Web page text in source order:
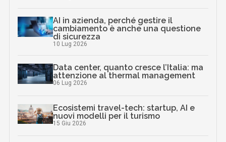
AI in azienda, perché gestire il
cambiamento è anche una questione
di sicurezza
10 Lug 2026
Data center, quanto cresce l’Italia: ma
attenzione al thermal management
06 Lug 2026
Ecosistemi travel-tech: startup, AI e
nuovi modelli per il turismo
15 Giu 2026